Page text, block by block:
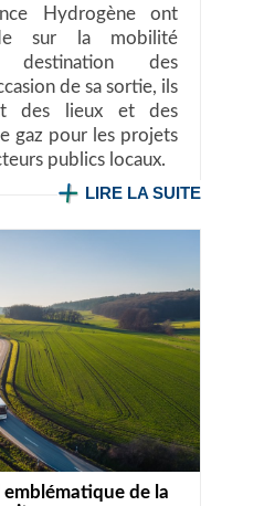
Hydrogène ont
sur la mobilité
des
de sa sortie, ils
des lieux et des
gaz pour les projets
publics locaux.
LIRE LA SUITE
de la